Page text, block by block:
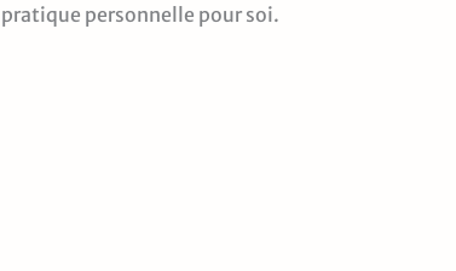
personnelle pour soi.